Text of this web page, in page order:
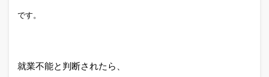
です。
就業不能と判断されたら、